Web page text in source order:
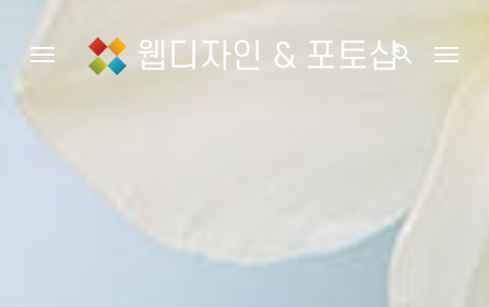
Toggle navigation웹디자인 & 포토샵search